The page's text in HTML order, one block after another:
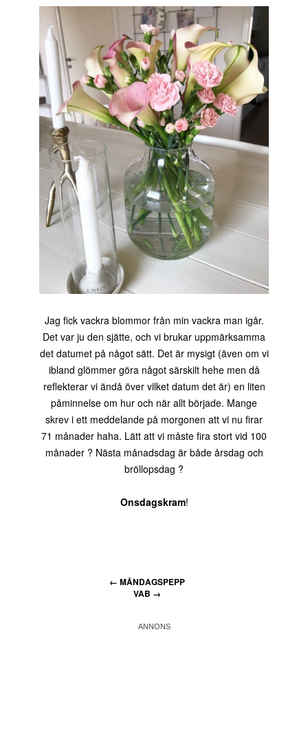
Jag fick vackra blommor från min vackra man igår.
Det var ju den sjätte, och vi brukar uppmärksamma
det datumet på något sätt. Det är mysigt (även om vi
ibland glömmer göra något särskilt hehe men då
reflekterar vi ändå över vilket datum det är) en liten
påminnelse om hur och när allt började. Mange
skrev i ett meddelande på morgonen att vi nu firar
71 månader haha. Lätt att vi måste fira stort vid 100
månader ? Nästa månadsdag är både årsdag och
bröllopsdag ?
Onsdagskram!
← MÅNDAGSPEPP
VAB →